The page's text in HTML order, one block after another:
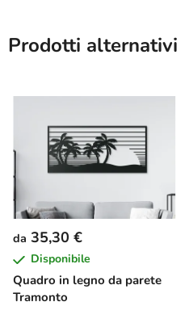
Prodotti alternativi
Quadro in legno da parete
Tramonto
da 35,30 €
Disponibile